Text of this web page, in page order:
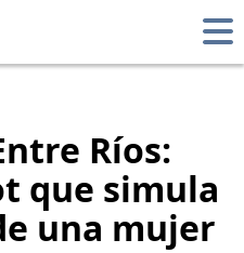
Ríos:
que simula
una mujer